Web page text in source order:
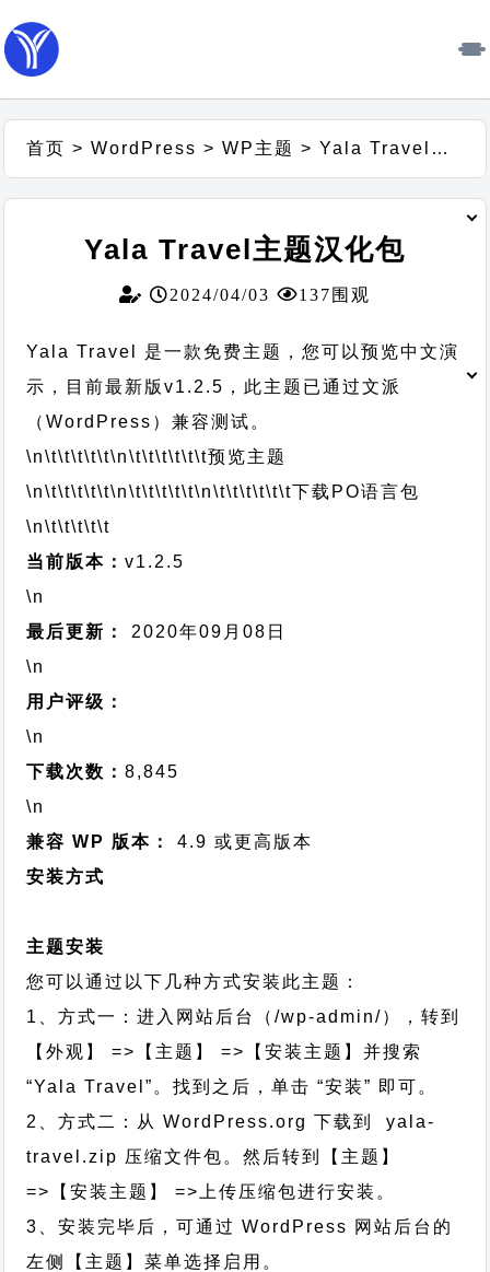
首页 >WordPress >WP主题 >Yala Travel主题汉化包
Yala Travel主题汉化包
2024/04/03 137围观
Yala Travel 是一款免费主题，您可以预览中文演
示，目前最新版v1.2.5，此主题已通过文派
（WordPress）兼容测试。
\n\t\t\t\t\t\n\t\t\t\t\t\t预览主题
\n\t\t\t\t\t\n\t\t\t\t\t\n\t\t\t\t\t\t下载PO语言包
\n\t\t\t\t\t
当前版本：v1.2.5
\n
最后更新：
2020年09月08日
\n
用户评级：
\n
下载次数：8,845
\n
兼容 WP 版本：
4.9 或更高版本
安装方式
主题安装
您可以通过以下几种方式安装此主题：
1、方式一：进入网站后台（/wp-admin/），转到
【外观】 =>【主题】 =>【安装主题】并搜索
“Yala Travel”。找到之后，单击 “安装” 即可。
2、方式二：从 WordPress.org 下载到 yala-
travel.zip 压缩文件包。然后转到【主题】
=>【安装主题】 =>上传压缩包进行安装。
3、安装完毕后，可通过 WordPress 网站后台的
左侧【主题】菜单选择启用。